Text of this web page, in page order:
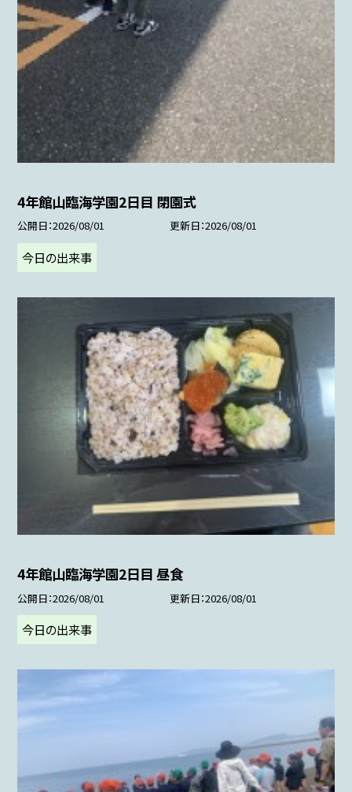
4年館山臨海学園2日目 閉園式
公開日 2026/08/01 更新日 2026/08/01
今日の出来事
4年館山臨海学園2日目 昼食
公開日 2026/08/01 更新日 2026/08/01
今日の出来事